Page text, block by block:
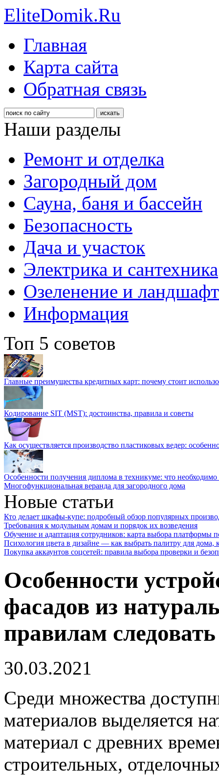
EliteDomik.Ru
Главная
Карта сайта
Обратная связь
Наши разделы
Ремонт и отделка
Загородный дом
Сауна, баня и бассейн
Безопасность
Дача и участок
Электрика и сантехника
Озеленение и
Информация
Топ 5 советов
Главные преимущества кредитных карт: почему стоит
Кодирование SIT (MST): достоинства, правила и советы
Как осуществляется производство пластиковых ведер:
Особенности получения диплома в техникуме: что необходимо
Многофункциональная веранда для загородного дома
Новые статьи
Кто делает шкафы-купе: подробный обзор популярных
Требования к модульным домам и порядок их возведения
Обучение и адаптация сотрудников: карта выбора платформы
Психология цвета в дизайне — как выбрать палитру для дома,
Покупка аккаунтов соцсетей: правила выбора проверки и
Особенности
фасадов из
правилам следовать
30.03.2021
Среди множества
материалов выделяется
материал с древних
строительных,